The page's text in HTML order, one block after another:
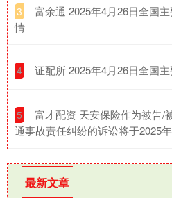
3
富余通 2025年4月26日全国
情
4 证配所 2025年4月26日全国
5
富才配资 天安保险作为被告/
通事故责任纠纷的诉讼将于2025
最新文章